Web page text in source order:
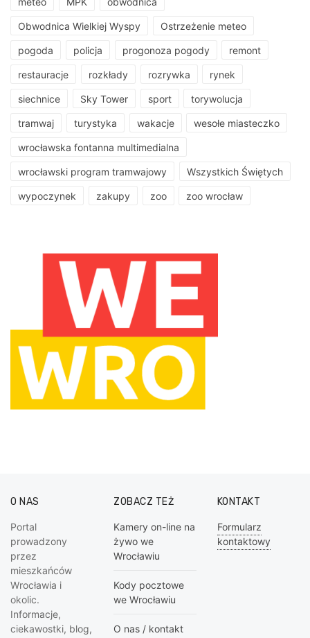
Obwodnica Wielkiej Wyspy Ostrzeżenie meteo
pogoda policja progonoza pogody remont
restauracje rozkłady rozrywka rynek
siechnice Sky Tower sport torywolucja
tramwaj turystyka wakacje wesołe miasteczko
wrocławska fontanna multimedialna
wrocławski program tramwajowy Wszystkich Świętych
wypoczynek zakupy zoo zoo wrocław
O NAS
Portal
prowadzony
przez
mieszkańców
Wrocławia i
okolic.
Informacje,
ciekawostki, blog,
ZOBACZ TEŻ
Kamery on-line na
żywo we
Wrocławiu
Kody pocztowe
we Wrocławiu
O nas / kontakt
KONTAKT
Formularz
kontaktowy